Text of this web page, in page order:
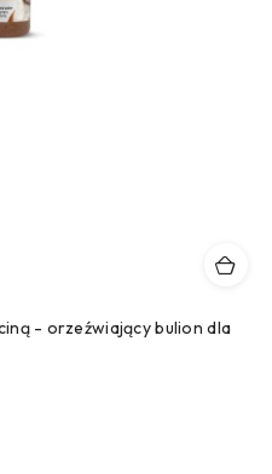
- orzeźwiający bulion dla